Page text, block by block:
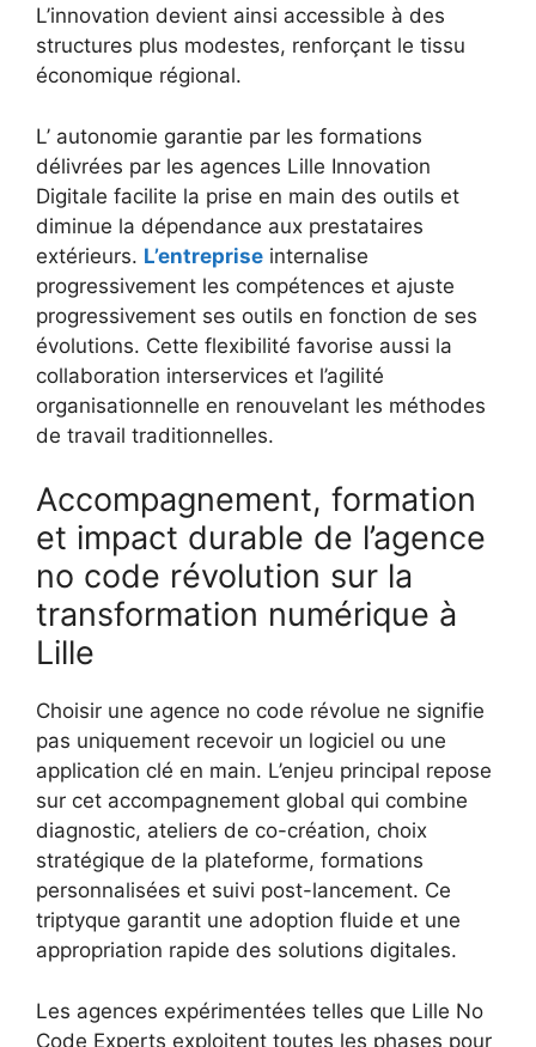
L’innovation devient ainsi accessible à des
structures plus modestes, renforçant le tissu
économique régional.
L’ autonomie garantie par les formations
délivrées par les agences Lille Innovation
Digitale facilite la prise en main des outils et
diminue la dépendance aux prestataires
extérieurs. L’entreprise internalise
progressivement les compétences et ajuste
progressivement ses outils en fonction de ses
évolutions. Cette flexibilité favorise aussi la
collaboration interservices et l’agilité
organisationnelle en renouvelant les méthodes
de travail traditionnelles.
Accompagnement, formation
et impact durable de l’agence
no code révolution sur la
transformation numérique à
Lille
Choisir une agence no code révolue ne signifie
pas uniquement recevoir un logiciel ou une
application clé en main. L’enjeu principal repose
sur cet accompagnement global qui combine
diagnostic, ateliers de co-création, choix
stratégique de la plateforme, formations
personnalisées et suivi post-lancement. Ce
triptyque garantit une adoption fluide et une
appropriation rapide des solutions digitales.
Les agences expérimentées telles que Lille No
Code Experts exploitent toutes les phases pour